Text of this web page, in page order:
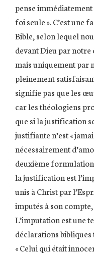
pense
foi seule ». C’est une
Bible, selon lequel
devant Dieu par notre
mais uniquement par
pleinement
signifie pas que les
car les théologiens
que si la justification
justifiante n’est «
nécessairement
deuxième
la justification est
unis à Christ par
imputés à son
L’imputation est une
déclarations bibliques
« Celui qui était